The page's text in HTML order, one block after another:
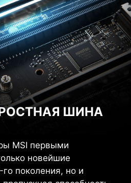
ШИНА
MSI первыми
новейшие
поколения, но и